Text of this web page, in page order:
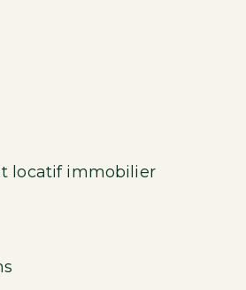
locatif immobilier